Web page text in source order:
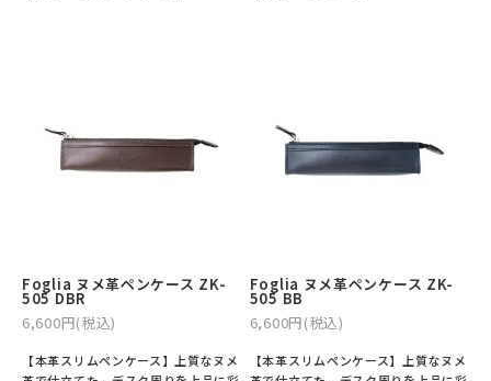
Foglia ヌメ革ペンケース ZK-
505 DBR
6,600円(税込)
【本革スリムペンケース】上質なヌメ
Foglia ヌメ革ペンケース ZK-
505 BB
6,600円(税込)
【本革スリムペンケース】上質なヌメ